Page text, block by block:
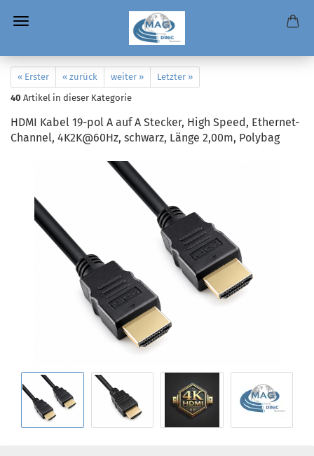
« Erster « zurück weiter »
Letzter »
40 Artikel in dieser Kategorie
HDMI Kabel 19-pol A auf A Stecker, High Speed, Ethernet-
Channel, 4K2K@60Hz, schwarz, Länge 2,00m, Polybag